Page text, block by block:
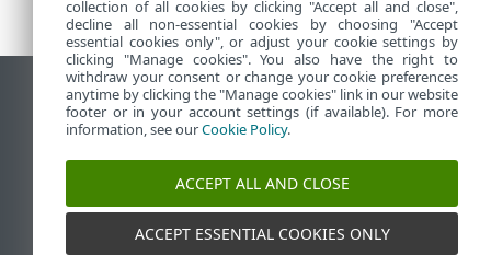
查看桌面站点
End of Life
ESET 知识库
ESET Status Portal
区域支持
collection of all cookies by clicking "Accept all and close",
decline all non-essential cookies by choosing "Accept
essential cookies only", or adjust your cookie settings by
clicking "Manage cookies". You also have the right to
withdraw your consent or change your cookie preferences
anytime by clicking the "Manage cookies" link in our website
footer or in your account settings (if available). For more
information, see ourCookie Policy.
ACCEPT ALL AND CLOSE
ACCEPT ESSENTIAL COOKIES ONLY